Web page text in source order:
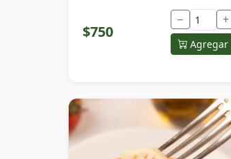
$750
− +
Agregar